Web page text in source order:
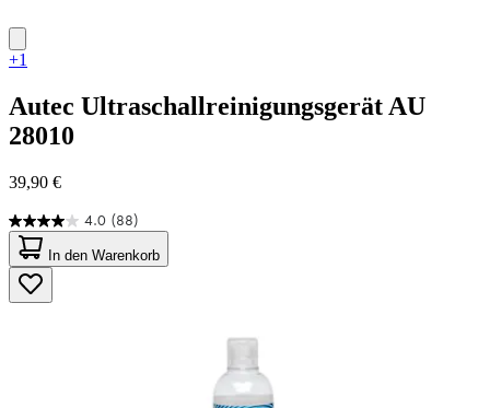
+1
Autec Ultraschallreinigungsgerät AU
28010
39,90 €
4.0 (88)
4.0
von
5
Sternen.
88
In den Warenkorb